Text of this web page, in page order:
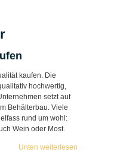
kaufen. Die
hochwertig,
setzt auf
Behälterbau. Viele
rund um wohl:
Wein oder Most.
Unten weiterlesen